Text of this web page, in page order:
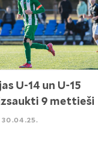
U-14 un U-15
9 mettieši
30.04.25.